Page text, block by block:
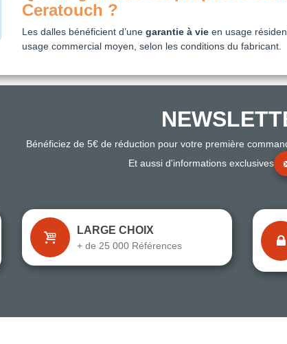
Ceratouch ?
Les dalles bénéficient d’une garantie à vie en usage
usage commercial moyen, selon les conditions du fabricant.
Bénéficiez de 5€ de réduction pour votre première
Et aussi d'informations exclusives
LARGE CHOIX
+ de 25 000 Références